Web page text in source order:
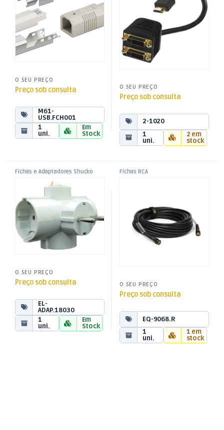
O SEU PREÇO
Preço sob consulta
M61-
USB.FCH001
1
uni.
Em
Stock
O SEU PREÇO
Preço sob consulta
2-1020
1
uni.
2 em
stock
Fichas e Adaptadores Shucko
Fichas, Conectores e
Adaptadores
Adaptador Schuko Macho /
3xSchuko Fêmea – Lateral c/
Int
O SEU PREÇO
Preço sob consulta
EL-
ADAP.18030
1
uni.
Em
Stock
Fichas RCA
O SEU PREÇO
Preço sob consulta
EQ-9068.R
1
uni.
1 em
stock